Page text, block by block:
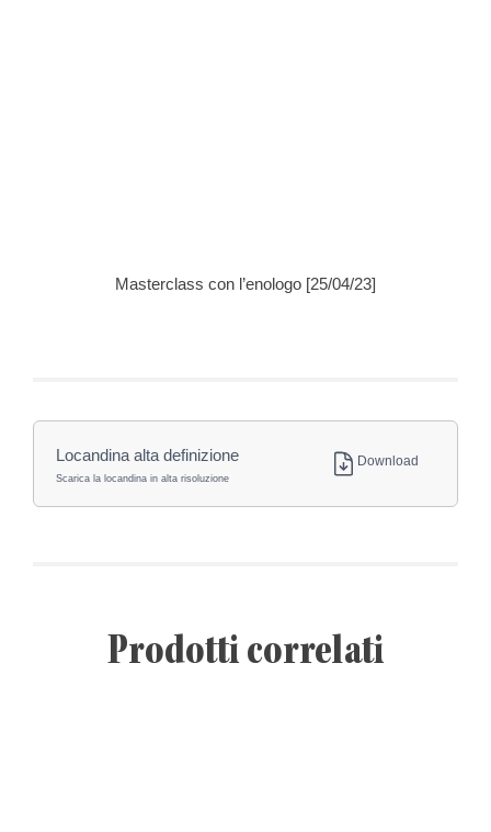
Masterclass con l’enologo [25/04/23]
Locandina alta definizione
Scarica la locandina in alta risoluzione
Download
Prodotti correlati